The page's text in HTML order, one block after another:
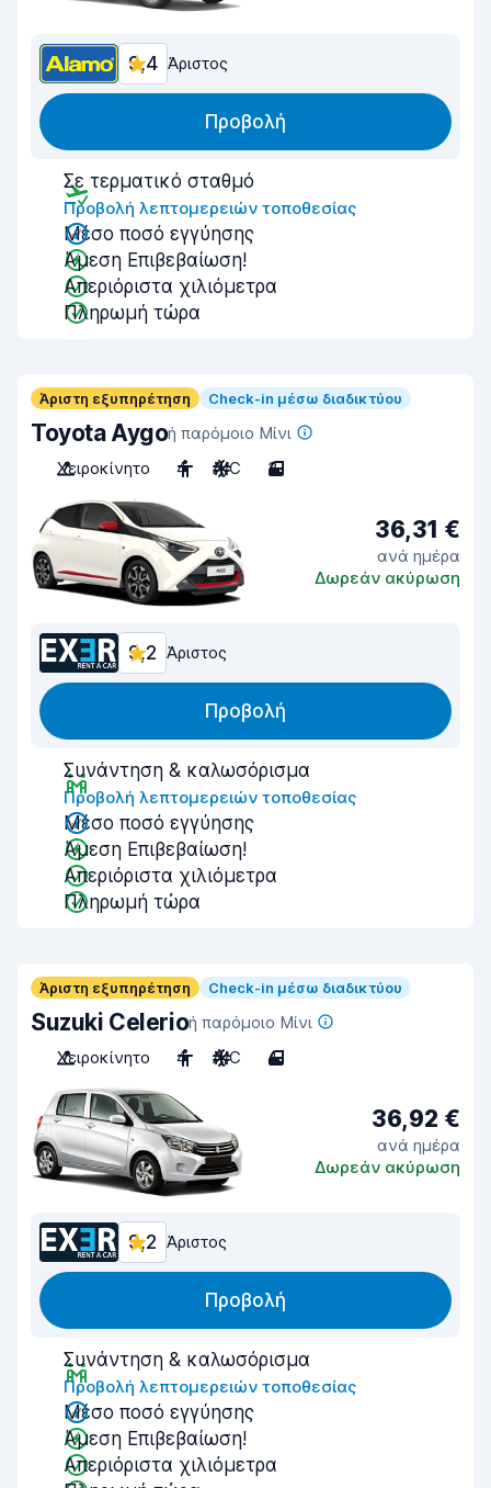
9,4 Άριστος
Προβολή
Σε τερματικό σταθμό
Προβολή λεπτομερειών τοποθεσίας
Μέσο ποσό εγγύησης
Άμεση Επιβεβαίωση!
Απεριόριστα χιλιόμετρα
Πληρωμή τώρα
Άριστη εξυπηρέτηση Check-in μέσω διαδικτύου
Toyota Aygoή παρόμοιο Μίνι
Χειροκίνητο
4 A/C 3
36,31 €
ανά ημέρα
Δωρεάν ακύρωση
9,2 Άριστος
Προβολή
Συνάντηση & καλωσόρισμα
Προβολή λεπτομερειών τοποθεσίας
Μέσο ποσό εγγύησης
Άμεση Επιβεβαίωση!
Απεριόριστα χιλιόμετρα
Πληρωμή τώρα
Άριστη εξυπηρέτηση Check-in μέσω διαδικτύου
Suzuki Celerioή παρόμοιο Μίνι
Χειροκίνητο
4 A/C 4
36,92 €
ανά ημέρα
Δωρεάν ακύρωση
9,2 Άριστος
Προβολή
Συνάντηση & καλωσόρισμα
Προβολή λεπτομερειών τοποθεσίας
Μέσο ποσό εγγύησης
Άμεση Επιβεβαίωση!
Απεριόριστα χιλιόμετρα